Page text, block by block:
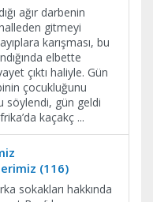
ağır darbenin
gitmeyi
karışması, bu
elbette
çıktı haliyle. Gün
çocukluğunu
söylendi, gün geldi
kaçakç ...
(116)
sokakları hakkında